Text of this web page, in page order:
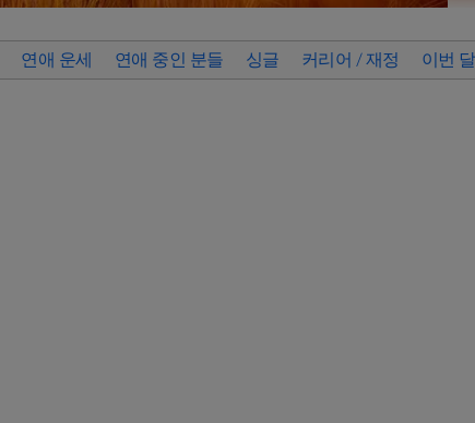
연애 운세 연애 중인 분들 싱글 커리어 / 재정 이번